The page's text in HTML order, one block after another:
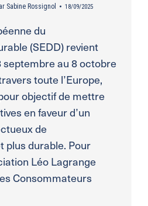
Sabine Rossignol 18/09/2025
du
(SEDD) revient
au 8 octobre
toute l’Europe,
objectif de mettre
en faveur d’un
de
plus durable. Pour
Léo Lagrange
Consommateurs